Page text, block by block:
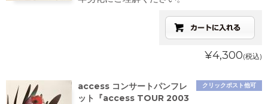
¥4,300(税込)
クリックポスト他可
access コンサートパンフレ
ット『access TOUR 2003